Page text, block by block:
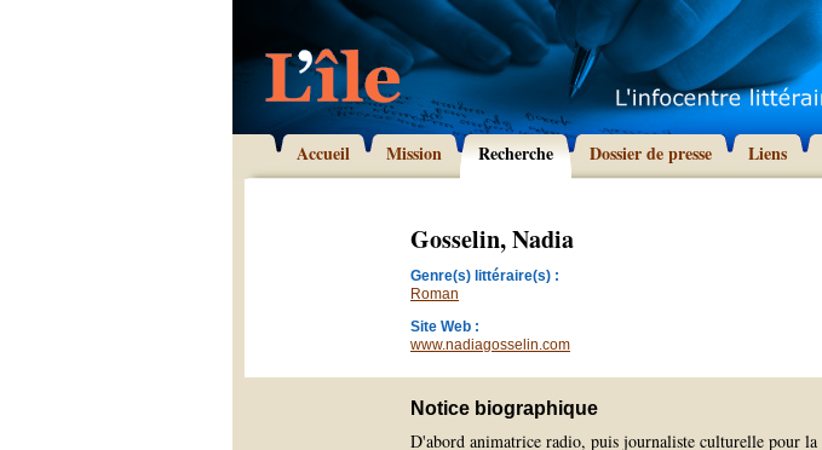
Accueil Mission Recherche Dossier de presse Liens
Gosselin, Nadia
Genre(s) littéraire(s) :
Roman
Site Web :
www.nadiagosselin.com
Notice biographique
D'abord animatrice radio, puis journaliste culturelle pour la